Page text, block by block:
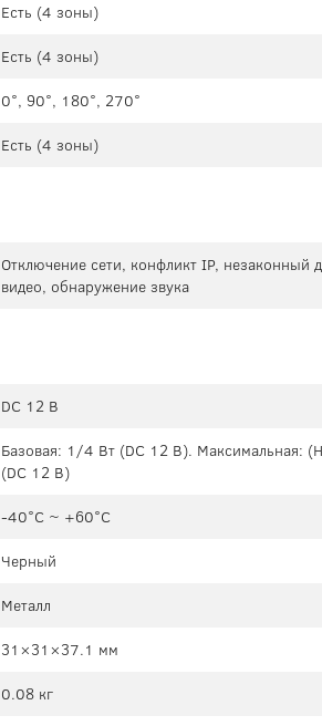
Есть (4 зоны)
Есть (4 зоны)
0°, 90°, 180°, 270°
Есть (4 зоны)
Отключение сети, конфликт IP,
видео, обнаружение звука
DC 12 В
Базовая: 1/4 Вт (DC 12 В). Максимальная:
(DC 12 В)
-40°C ~ +60°C
Черный
Металл
31×31×37.1 мм
0.08 кг